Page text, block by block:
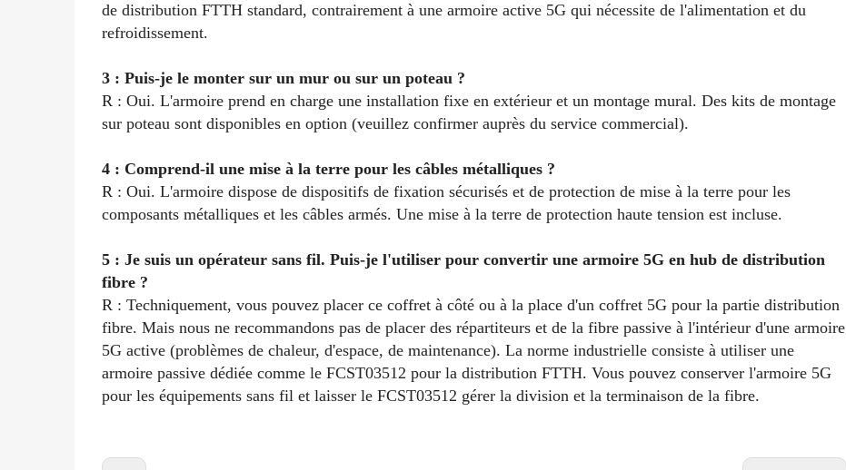
de distribution FTTH standard, contrairement à une armoire active 5G qui nécessite de l'alimentation et du
refroidissement.
3 : Puis-je le monter sur un mur ou sur un poteau ?
R : Oui. L'armoire prend en charge une installation fixe en extérieur et un montage mural. Des kits de montage
sur poteau sont disponibles en option (veuillez confirmer auprès du service commercial).
4 : Comprend-il une mise à la terre pour les câbles métalliques ?
R : Oui. L'armoire dispose de dispositifs de fixation sécurisés et de protection de mise à la terre pour les
composants métalliques et les câbles armés. Une mise à la terre de protection haute tension est incluse.
5 : Je suis un opérateur sans fil. Puis-je l'utiliser pour convertir une armoire 5G en hub de distribution
fibre ?
R : Techniquement, vous pouvez placer ce coffret à côté ou à la place d'un coffret 5G pour la partie distribution
fibre. Mais nous ne recommandons pas de placer des répartiteurs et de la fibre passive à l'intérieur d'une armoire
5G active (problèmes de chaleur, d'espace, de maintenance). La norme industrielle consiste à utiliser une
armoire passive dédiée comme le FCST03512 pour la distribution FTTH. Vous pouvez conserver l'armoire 5G
pour les équipements sans fil et laisser le FCST03512 gérer la division et la terminaison de la fibre.